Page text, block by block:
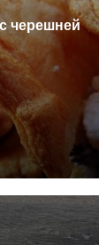
черешней